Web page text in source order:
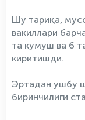
Шу тариқа,
вакиллари
та кумуш ва 6
киритишди.
Эртадан ушбу
биринчилиги